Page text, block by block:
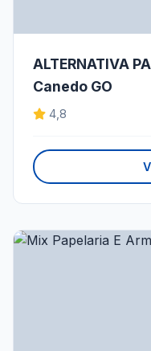
ALTERNATIVA
Canedo GO
4,8